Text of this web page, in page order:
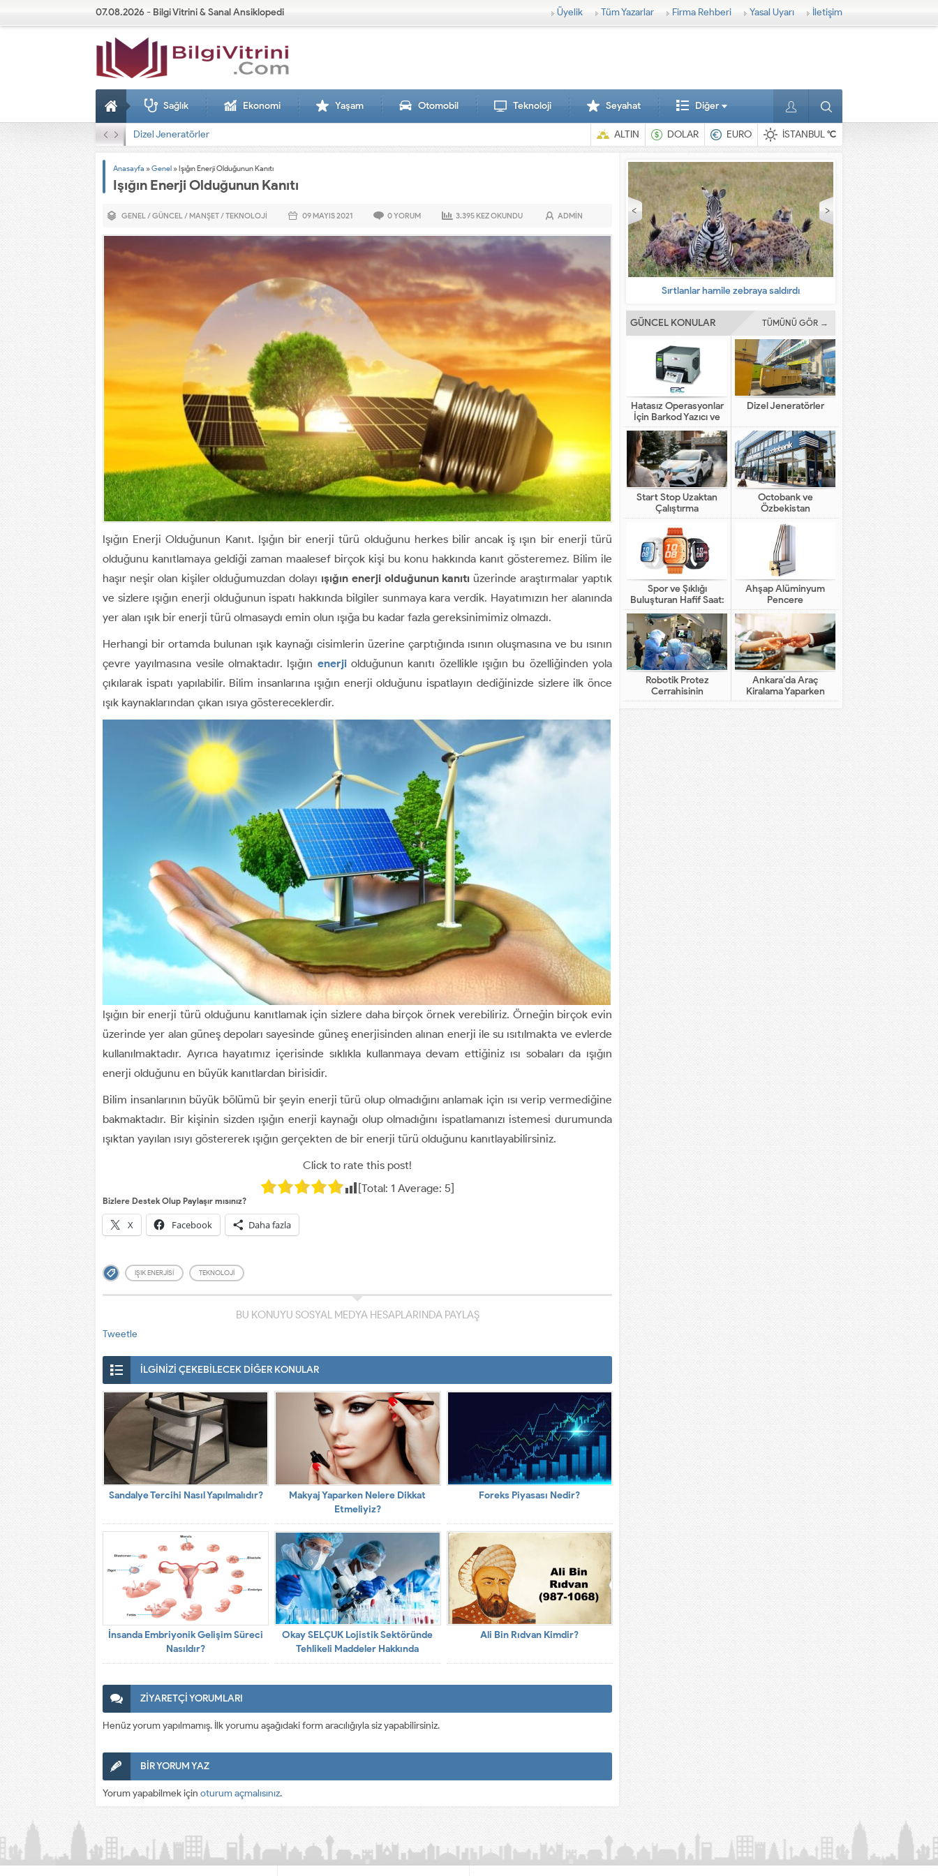
07.08.2026 - Bilgi Vitrini & Sanal Ansiklopedi Üyelik Tüm Yazarlar Firma Rehberi Yasal Uyarı İletişim
Sağlık Ekonomi Yaşam Otomobil Teknoloji Seyahat Diğer
Dizel Jeneratörler ALTIN DOLAR EURO İSTANBUL°C
Anasayfa »Genel »Işığın Enerji Olduğunun Kanıtı
Işığın Enerji Olduğunun Kanıtı
GENEL/GÜNCEL/ MANŞET/TEKNOLOJI 09 MAYIS2021 0YORUM 3.395 KEZ OKUNDU ADMIN
Işığın Enerji Olduğunun Kanıt. Işığın bir enerji türü olduğunu herkes bilir ancak iş ışın bir enerji türü
olduğunu kanıtlamaya geldiği zaman maalesef birçok kişi bu konu hakkında kanıt gösteremez. Bilim ile
haşır neşir olan kişiler olduğumuzdan dolayı ışığın enerji olduğunun kanıtı üzerinde araştırmalar yaptık
ve sizlere ışığın enerji olduğunun ispatı hakkında bilgiler sunmaya kara verdik. Hayatımızın her alanında
yer alan ışık bir enerji türü olmasaydı emin olun ışığa bu kadar fazla gereksinimimiz olmazdı.
Herhangi bir ortamda bulunan ışık kaynağı cisimlerin üzerine çarptığında ısının oluşmasına ve bu ısının
çevre yayılmasına vesile olmaktadır. Işığın enerjiolduğunun kanıtı özellikle ışığın bu özelliğinden yola
çıkılarak ispatı yapılabilir. Bilim insanlarına ışığın enerji olduğunu ispatlayın dediğinizde sizlere ilk önce
ışık kaynaklarından çıkan ısıya göstereceklerdir.
Işığın bir enerji türü olduğunu kanıtlamak için sizlere daha birçok örnek verebiliriz. Örneğin birçok evin
üzerinde yer alan güneş depoları sayesinde güneş enerjisinden alınan enerji ile su ısıtılmakta ve evlerde
kullanılmaktadır. Ayrıca hayatımız içerisinde sıklıkla kullanmaya devam ettiğiniz ısı sobaları da ışığın
enerji olduğunu en büyük kanıtlardan birisidir.
Bilim insanlarının büyük bölümü bir şeyin enerji türü olup olmadığını anlamak için ısı verip vermediğine
bakmaktadır. Bir kişinin sizden ışığın enerji kaynağı olup olmadığını ispatlamanızı istemesi durumunda
ışıktan yayılan ısıyı göstererek ışığın gerçekten de bir enerji türü olduğunu kanıtlayabilirsiniz.
Click to rate this post!
[Total: 1 Average: 5]
Bizlere Destek Olup Paylaşır mısınız?
X Facebook Daha fazla
IŞIK ENERJISI TEKNOLOJI
BU KONUYU SOSYAL MEDYA HESAPLARINDA PAYLAŞ
Tweetle
İLGİNİZİ ÇEKEBİLECEK DİĞER KONULAR
Sandalye Tercihi Nasıl Yapılmalıdır?
Makyaj Yaparken Nelere Dikkat
Etmeliyiz?
Foreks Piyasası Nedir?
İnsanda Embriyonik Gelişim Süreci
Nasıldır?
Okay SELÇUK Lojistik Sektöründe
Tehlikeli Maddeler Hakkında
Açıklamalarda Bulundu
Ali Bin Rıdvan Kimdir?
ZİYARETÇİ YORUMLARI
Henüz yorum yapılmamış. İlk yorumu aşağıdaki form aracılığıyla siz yapabilirsiniz.
BİR YORUM YAZ
Yorum yapabilmek için oturum açmalısınız.
Sırtlanlar hamile zebraya saldırdı En ilginç hayvanlar
GÜNCEL KONULAR TÜMÜNÜ GÖR →
Hatasız Operasyonlar
İçin Barkod Yazıcı ve
Otomasyon Sistemleri
Dizel Jeneratörler
Start Stop Uzaktan
Çalıştırma
Octobank ve
Özbekistan
Bankalarının Dijital
Finansal Altyapının
Gelişimindeki Yeni Rolü
Spor ve Şıklığı
Buluşturan Hafif Saat:
HUAWEI WATCH FIT 5
Pro
Ahşap Alüminyum
Pencere
Robotik Protez
Cerrahisinin
Geleneksel Cerrahiden
Farkı Nedir?
Ankara’da Araç
Kiralama Yaparken
Dikkat Edilecekler